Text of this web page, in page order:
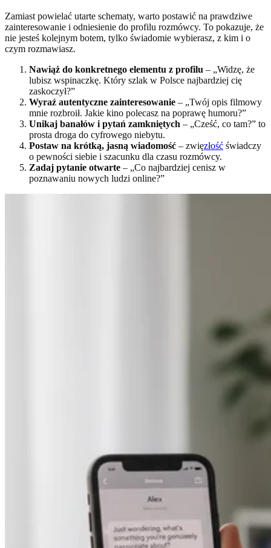
Zamiast powielać utarte schematy, warto postawić na prawdziwe
zainteresowanie i odniesienie do profilu rozmówcy. To pokazuje, że
nie jesteś kolejnym botem, tylko świadomie wybierasz, z kim i o
czym rozmawiasz.
Nawiąż do konkretnego elementu z profilu – „Widzę, że
lubisz wspinaczkę. Który szlak w Polsce najbardziej cię
zaskoczył?”
Wyraź autentyczne zainteresowanie – „Twój opis filmowy
mnie rozbroił. Jakie kino polecasz na poprawę humoru?”
Unikaj banałów i pytań zamkniętych – „Cześć, co tam?” to
prosta droga do cyfrowego niebytu.
Postaw na krótką, jasną wiadomość – zwięzłość świadczy
o pewności siebie i szacunku dla czasu rozmówcy.
Zadaj pytanie otwarte – „Co najbardziej cenisz w
poznawaniu nowych ludzi online?”